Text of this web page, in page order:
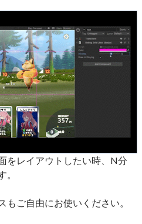
をレイアウトしたい時、N分
ご自由にお使いください。